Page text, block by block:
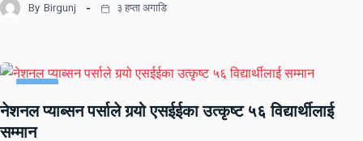
By Birgunj ३ हप्ता अगाडि
नेशनल प्याब्सन पर्साले गर्‍यो एसईईका उत्कृष्ट ५६ विद्यार्थीलाई
सम्मान